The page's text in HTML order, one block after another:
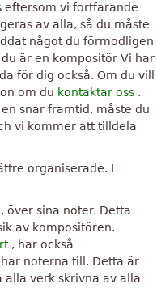
eftersom vi fortfarande
av alla, så du måste
något du förmodligen
är en kompositör Vi har
för dig också. Om du vill
om du kontaktar oss .
snar framtid, måste du
vi kommer att tilldela
organiserade. I
över sina noter. Detta
av kompositören.
, har också
noterna till. Detta är
alla verk skrivna av alla